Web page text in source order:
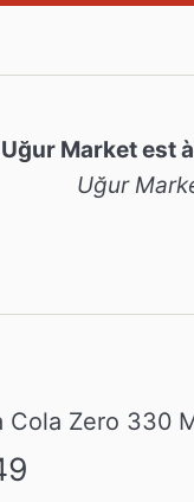
Uğur Market est
Uğur
Cola Zero 330